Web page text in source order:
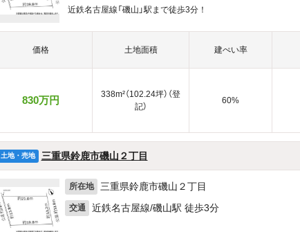
近鉄名古屋線「磯山」駅まで徒歩3分！
価格 土地面積 建ぺい率
830万円
338m²（102.24坪）（登
記）
60%
土地・売地 三重県鈴鹿市磯山２丁目
所在地 三重県鈴鹿市磯山２丁目
交通 近鉄名古屋線/磯山駅 徒歩3分